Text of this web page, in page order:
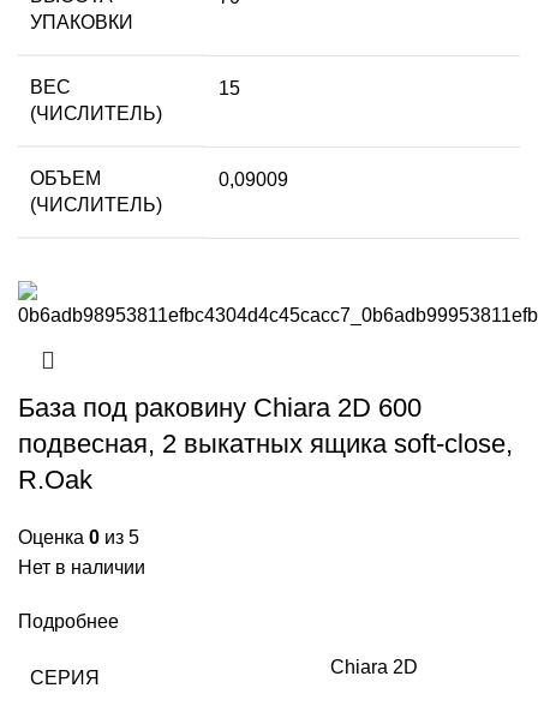
УПАКОВКИ
ВЕС
(ЧИСЛИТЕЛЬ)
15
ОБЪЕМ
(ЧИСЛИТЕЛЬ)
0,09009
База под раковину Chiara 2D 600
подвесная, 2 выкатных ящика soft-close,
R.Oak
Оценка 0 из 5
Нет в наличии
Подробнее
СЕРИЯ
Chiara 2D